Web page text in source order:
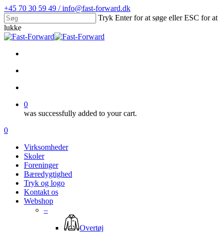
Skip
to
main
content
+45 70 30 59 49 / info@fast-forward.dk
Tryk Enter for at søge eller ESC for at
lukke
Close
0
was successfully added to your cart.
Menu
search
account
0
Virksomheder
Skoler
Foreninger
Bæredygtighed
Tryk og logo
Kontakt os
Webshop
–
Overtøj